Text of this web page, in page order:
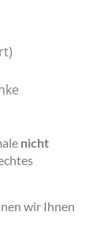
nicht
wir Ihnen